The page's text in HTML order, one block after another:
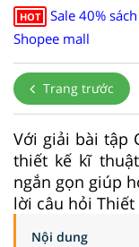
HOT
Sale 40%
Shopee mall
Trang trước
Với giải bài tập
thiết kế kĩ
ngắn gọn giúp
lời câu hỏi Thiết
Nội dung